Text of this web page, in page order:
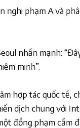
nghi phạm A và
nhấn mạnh:
minh”.
hợp tác quốc tế,
dịch chung với
đồng phạm cầm